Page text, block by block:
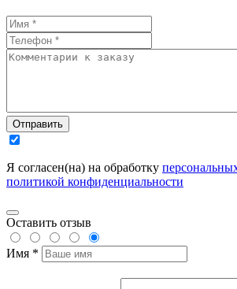
Отправить
Я согласен(на) на обработку
политикой конфиденциальности
Оставить отзыв
Имя *